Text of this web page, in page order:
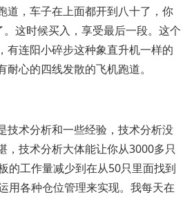
道，车子在上面都开到八十了，你
这时候买入，享受最后一段。这个
有连阳小碎步这种象直升机一样的
心的四线发散的飞机跑道。
技术分析和一些经验，技术分析没
，技术分析大体能让你从3000多只
的工作量减少到在从50只里面找到
用各种仓位管理来实现。我每天在